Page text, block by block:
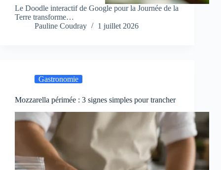
Le Doodle interactif de Google pour la Journée de la
Terre transforme…
Pauline Coudray
1 juillet 2026
Gastronomie
Mozzarella périmée : 3 signes simples pour trancher